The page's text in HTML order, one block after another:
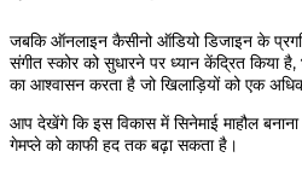
जबकि ऑनलाइन कैसीनो ऑडियो डिजाइन के
संगीत स्कोर को सुधारने पर ध्यान केंद्रित किया
का आश्वासन करता है जो खिलाड़ियों को एक
आप देखेंगे कि इस विकास में सिनेमाई माहौल
गेमप्ले को काफी हद तक बढ़ा सकता है।